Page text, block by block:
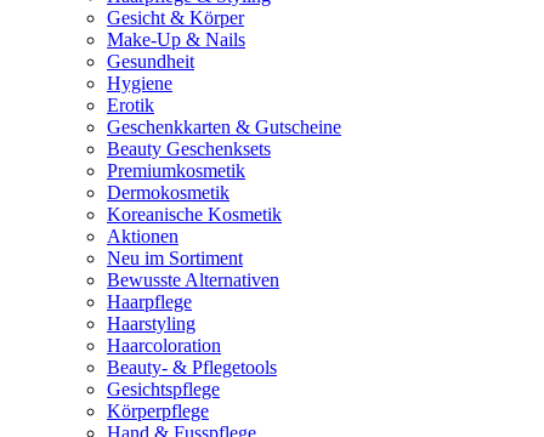
Gesicht & Körper
Make-Up & Nails
Gesundheit
Hygiene
Erotik
Geschenkkarten & Gutscheine
Beauty Geschenksets
Premiumkosmetik
Dermokosmetik
Koreanische Kosmetik
Aktionen
Neu im Sortiment
Bewusste Alternativen
Haarpflege
Haarstyling
Haarcoloration
Beauty- & Pflegetools
Gesichtspflege
Körperpflege
Hand & Fusspflege